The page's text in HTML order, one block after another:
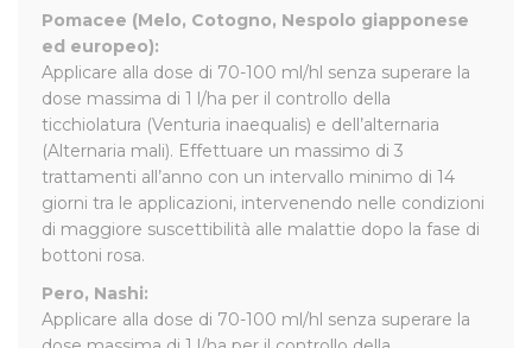
Pomacee (Melo, Cotogno, Nespolo giapponese
ed europeo):
Applicare alla dose di 70-100 ml/hl senza superare la
dose massima di 1 l/ha per il controllo della
ticchiolatura (Venturia inaequalis) e dell’alternaria
(Alternaria mali). Effettuare un massimo di 3
trattamenti all’anno con un intervallo minimo di 14
giorni tra le applicazioni, intervenendo nelle condizioni
di maggiore suscettibilità alle malattie dopo la fase di
bottoni rosa.
Pero, Nashi:
Applicare alla dose di 70-100 ml/hl senza superare la